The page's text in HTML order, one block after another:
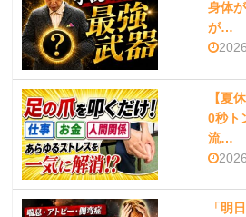
身体
が…
【夏
0秒ト
流…
「明